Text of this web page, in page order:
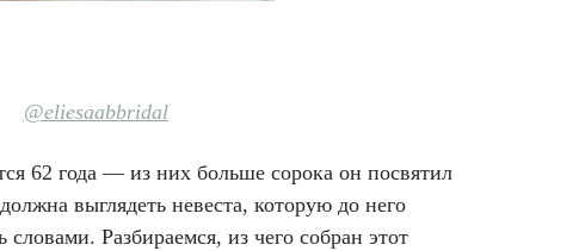
@eliesaabbridal
62 года — из них больше сорока он посвятил
выглядеть невеста, которую до него
Разбираемся, из чего собран этот